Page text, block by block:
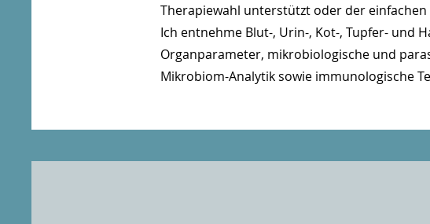
Therapiewahl unterstützt oder der
Ich entnehme Blut-, Urin-, Kot-, Tupfer- und
Organparameter, mikrobiologische und
Mikrobiom-Analytik sowie immunologische